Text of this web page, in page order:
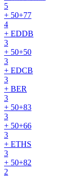
5
+ 50+77
4
+ EDDB
3
+ 50+50
3
+ EDCB
3
+ BER
3
+ 50+83
3
+ 50+66
3
+ ETHS
3
+ 50+82
2